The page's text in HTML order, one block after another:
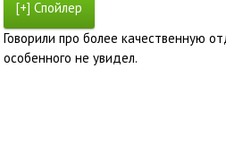
Говорили про более качественную
особенного не увидел.